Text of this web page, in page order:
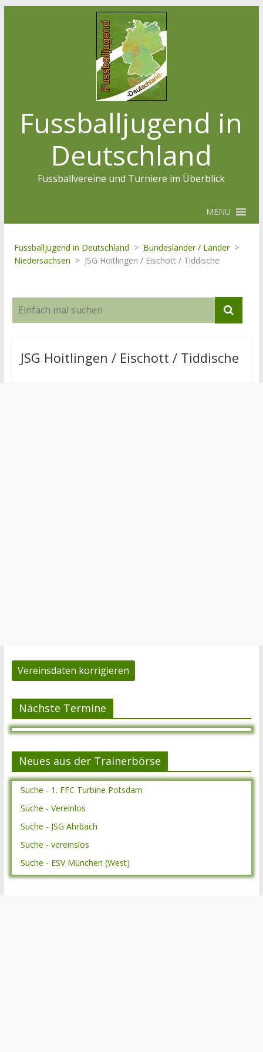
Fussballjugend in
Deutschland
Fussballvereine und Turniere im Überblick
MENU
Fussballjugend in Deutschland > Bundesländer / Länder >
Niedersachsen > JSG Hoitlingen / Eischott / Tiddische
JSG Hoitlingen / Eischott / Tiddische
Vereinsdaten korrigieren
Nächste Termine
Neues aus der Trainerbörse
Suche - 1. FFC Turbine Potsdam
Suche - Vereinlos
Suche - JSG Ahrbach
Suche - vereinslos
Suche - ESV München (West)